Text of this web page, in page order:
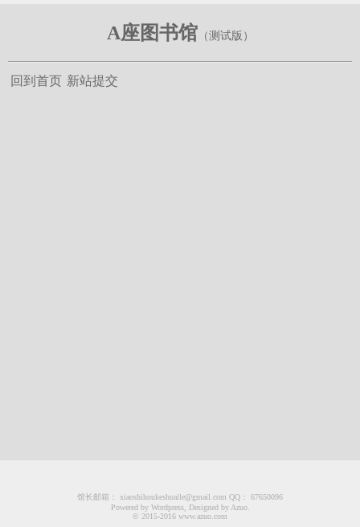
A座图书馆
回到首页 新站提交
馆长邮箱： xiaoshihoukeshuaile@gmail.com QQ： 67650096
Powered by Wordpress, Designed by Azuo.
© 2015-2016 www.azuo.com